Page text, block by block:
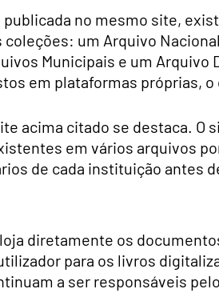
publicada no mesmo site,
um Arquivo
Municipais e um Arquivo
em plataformas próprias, o
acima citado se destaca. O
em vários arquivos
de cada instituição antes
diretamente os
para os livros
a ser responsáveis